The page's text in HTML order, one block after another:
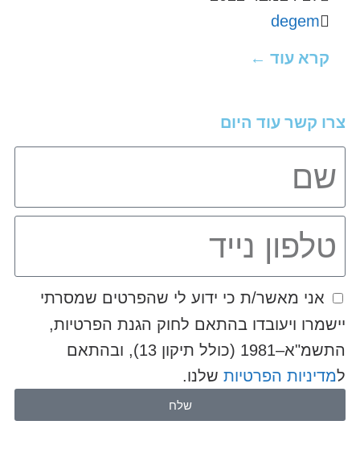
degem
קרא עוד ←
צרו קשר עוד היום
אני מאשר/ת כי ידוע לי שהפרטים שמסרתי
יישמרו ויעובדו בהתאם לחוק הגנת הפרטיות,
התשמ"א–1981 (כולל תיקון 13), ובהתאם
למדיניות הפרטיותשלנו.
שלח